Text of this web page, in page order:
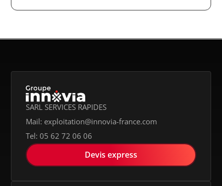
SARL SERVICES RAPIDES
Mail: exploitation@innovia-france.com
Tel: 05 62 72 06 06
Devis express